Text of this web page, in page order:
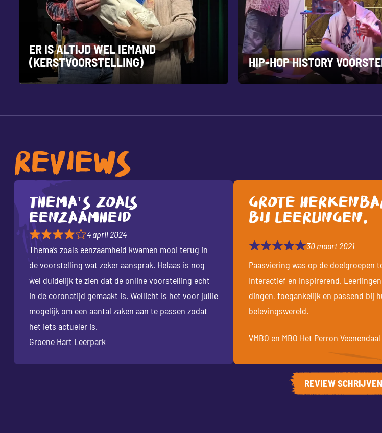
ER IS ALTIJD WEL IEMAND
(KERSTVOORSTELLING)
HIP-HOP HISTORY
REVIEWS
Thema's zoals
eenzaamheid
4 april 2024
Thema’s zoals eenzaamheid kwamen mooi terug in
de voorstelling wat zeker aansprak. Helaas is nog
wel duidelijk te zien dat de online voorstelling echt
in de coronatijd gemaakt is. Wellicht is het voor jullie
mogelijk om een aantal zaken aan te passen zodat
het iets actueler is.
Groene Hart Leerpark
Grote
bij leerlingen.
30 maart 2021
Paasviering was op de doelgroepen
Interactief en inspirerend.
dingen, toegankelijk en passend bij
belevingswereld.
VMBO en MBO Het Perron Veenendaal
REVIEW SCHRIJVEN